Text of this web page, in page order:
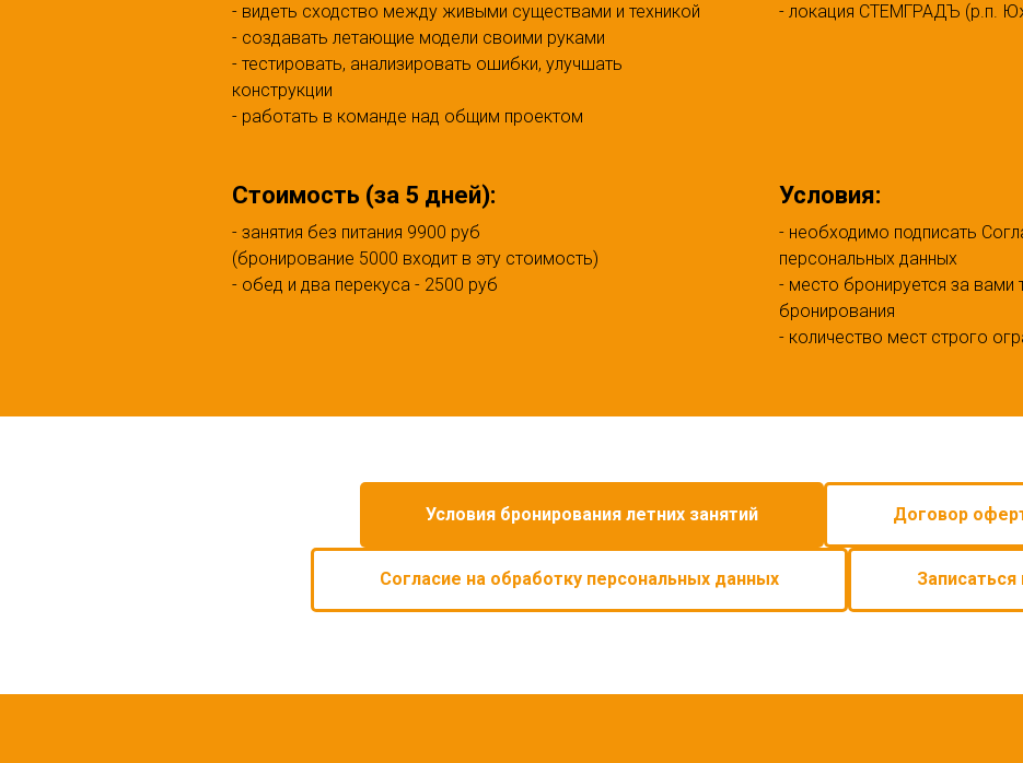
- видеть сходство между живыми существами и техникой
- создавать летающие модели своими руками
- тестировать, анализировать ошибки, улучшать
конструкции
- работать в команде над общим проектом
- локация СТЕМГРАДЪ (р.п.
Стоимость (за 5 дней):
- занятия без питания 9900 руб
(бронирование 5000 входит в эту стоимость)
- обед и два перекуса - 2500 руб
Условия:
- необходимо подписать
персональных данных
- место бронируется за вами
бронирования
- количество мест строго
Условия бронирования летних занятий Договор
Согласие на обработку персональных данных Записаться